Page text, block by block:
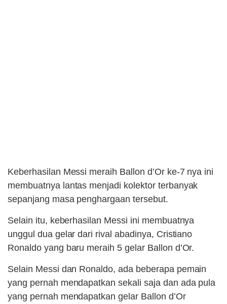
Keberhasilan Messi meraih Ballon d’Or ke-7 nya ini
membuatnya lantas menjadi kolektor terbanyak
sepanjang masa penghargaan tersebut.
Selain itu, keberhasilan Messi ini membuatnya
unggul dua gelar dari rival abadinya, Cristiano
Ronaldo yang baru meraih 5 gelar Ballon d’Or.
Selain Messi dan Ronaldo, ada beberapa pemain
yang pernah mendapatkan sekali saja dan ada pula
yang pernah mendapatkan gelar Ballon d’Or